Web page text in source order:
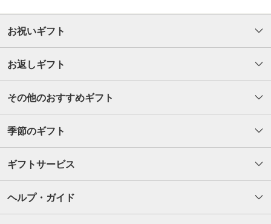
お祝いギフト
お返しギフト
その他のおすすめギフト
季節のギフト
ギフトサービス
ヘルプ・ガイド